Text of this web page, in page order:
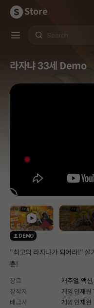
Store
라자냐 33세 Demo
DEMO
"최고의 라자냐가 되어라!" 살
뿐!
장르 캐주얼, 액션,
창작자
게임 인재
배급사
게임 인재원